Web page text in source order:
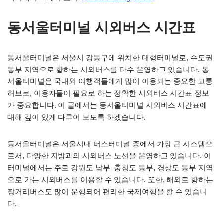
동서울터미널 시외버스 시간표
동서울터미널은 서울시 강동구에 위치한 대형터미널로, 수도권
동부 지역으로 향하는 시외버스를 다수 운영하고 있습니다. 동
서울터미널은 국내외 여행객들에게 많이 이용되는 중요한 교통
허브로, 이용자들이 필요로 하는 정확한 시외버스 시간표 정보
가 중요합니다. 이 글에서는 동서울터미널 시외버스 시간표에
대해 깊이 있게 다루어 보도록 하겠습니다.
동서울터미널은 서울시내 버스터미널 중에서 가장 큰 시스템으
로서, 다양한 지방과의 시외버스 노선을 운영하고 있습니다. 이
터미널에서는 주로 강원도 남부, 충청도 동부, 경상도 동부 지역
으로 가는 시외버스를 이용할 수 있습니다. 또한, 해외로 향하는
장거리버스도 많이 운행되어 편리한 국제여행을 할 수 있습니
다.